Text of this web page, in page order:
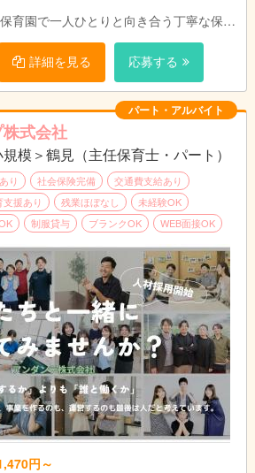
育園で一人ひとりと向き合う丁寧な保育
ライアングルで子どもたちの成長を見守
目指しています。
詳細を見る 応募する
パート・アルバイト
式会社
模＞鶴見（主任保育士・パート）
り 社会保険完備
交通費支給あり
援あり 残業ほぼなし
未経験OK
制服貸与 ブランクOK WEB面接OK
円～